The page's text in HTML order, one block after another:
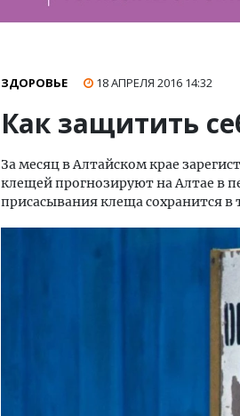
ЗДОРОВЬЕ 18 АПРЕЛЯ 2016 14:32
Как защитить
За месяц в Алтайском крае
клещей прогнозируют на Алтае в
присасывания клеща сохранится в